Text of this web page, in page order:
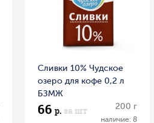
Сливки 10% Чудское
озеро для кофе 0,2 л
БЗМЖ
66 р. за шт 200 г
наличие: 8